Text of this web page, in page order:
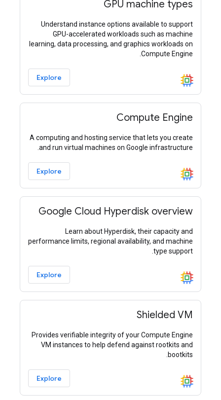
GPU machine types
Understand instance options available to support
GPU-accelerated workloads such as machine
learning, data processing, and graphics workloads on
Compute Engine.
Explore
Compute Engine
A computing and hosting service that lets you create
and run virtual machines on Google infrastructure.
Explore
Google Cloud Hyperdisk overview
Learn about Hyperdisk, their capacity and
performance limits, regional availability, and machine
type support.
Explore
Shielded VM
Provides verifiable integrity of your Compute Engine
VM instances to help defend against rootkits and
bootkits.
Explore